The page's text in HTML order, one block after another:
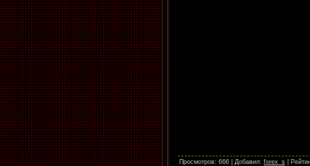
Просмотров: 666 | Добавил: forex_s